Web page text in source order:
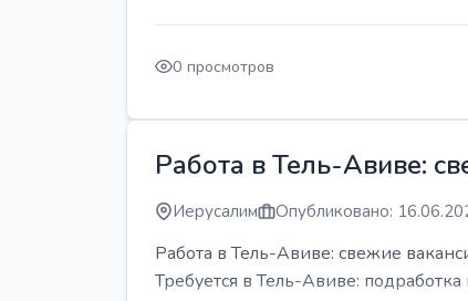
0 просмотров
Работа в Тель-Авиве:
Иерусалим Опубликовано:
Работа в Тель-Авиве: свежие
Требуется в Тель-Авиве: